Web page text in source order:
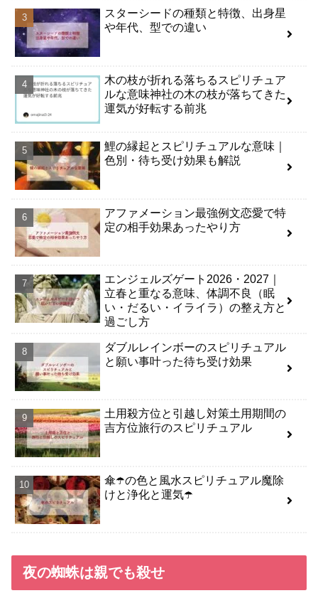
スターシードの種類と特徴、出身星
や年代、型での違い
木の枝が折れる落ちるスピリチュア
ルな意味神社の木の枝が落ちてきた
運気が好転する前兆
鯉の縁起とスピリチュアルな意味｜
色別・待ち受け効果も解説
アファメーション最強例文恋愛で特
定の相手効果あったやり方
エンジェルズゲート2026・2027｜
立春と重なる意味、体調不良（眠
い・だるい・イライラ）の整え方と
過ごし方
ダブルレインボーのスピリチュアル
と願い事叶った待ち受け効果
土用殺方位と引越し対策土用期間の
吉方位旅行のスピリチュアル
傘☂️の色と風水スピリチュアル魔除
けと浄化と運気☂️
夜の蜘蛛は親でも殺せ